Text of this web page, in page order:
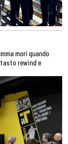
morì quando
tasto rewind e